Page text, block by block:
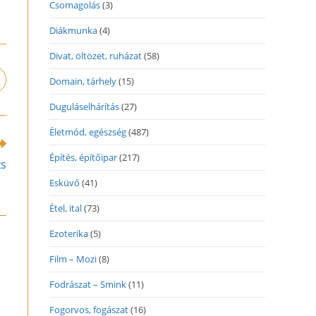
Csomagolás(3)
Diákmunka(4)
Divat, öltözet, ruházat(58)
Domain, tárhely(15)
Duguláselhárítás(27)
Életmód, egészség(487)
Építés, építőipar(217)
Esküvő (41)
Étel, ital(73)
Ezoterika(5)
Film – Mozi(8)
Fodrászat – Smink(11)
Fogorvos, fogászat(16)